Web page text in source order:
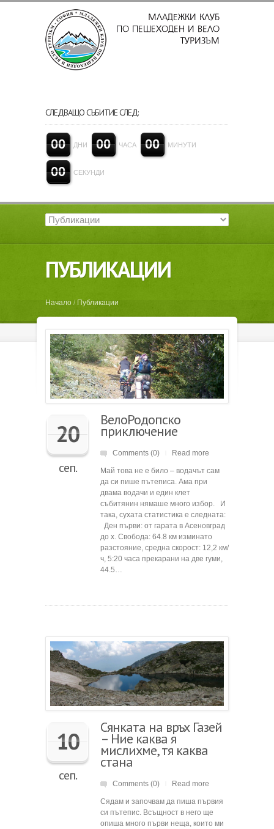
СЛЕДВАЩО СЪБИТИЕ СЛЕД:
00 ДНИ 00 ЧАСА 00 МИНУТИ
00 СЕКУНДИ
ПУБЛИКАЦИИ
Начало / Публикации
20
сеп.
ВелоРодопско
приключение
Comments (0) Read more
Май това не е било – водачът сам
да си пише пътеписа. Ама при
двама водачи и един клет
събитянин нямаше много избор. И
така, сухата статистика е следната:
Ден първи: от гарата в Асеновград
до х. Свобода: 64.8 км изминато
разстояние, средна скорост: 12,2 км/
ч, 5:20 часа прекарани на две гуми,
44.5…
10
сеп.
Сянката на връх Газей
– Ние каква я
мислихме, тя каква
стана
Comments (0) Read more
Сядам и започвам да пиша първия
си пътепис. Всъщност в него ще
опиша много първи неща, които ми